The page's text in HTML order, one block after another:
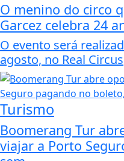
O menino do circo
Garcez celebra 24
O evento será
agosto, no Real Circus
Turismo
Boomerang Tur
viajar a Porto